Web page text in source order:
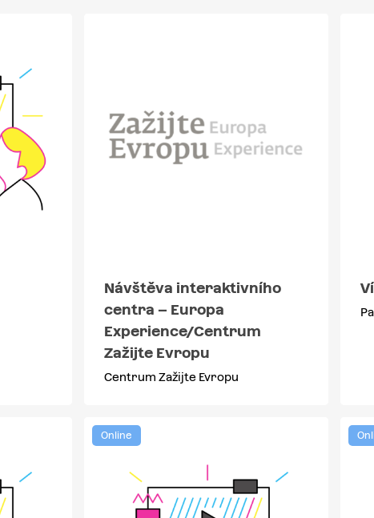
Návštěva interaktivního
centra – Europa
Experience/Centrum
Zažijte Evropu
Centrum Zažijte Evropu
Online